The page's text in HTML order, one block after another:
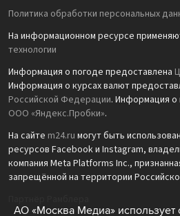
Политика обработки персональных
На информационном ресурсе
технологии
Информация о погоде предоставлена
Информация о курсах валют
Российской Федерации. Информация о
ООО «Яндекс.Пробки».
На сайте m24.ru могут быть
ресурсов Facebook и Instagram,
компания Meta Platforms Inc.,
запрещённой на территории
АО «Москва Медиа»